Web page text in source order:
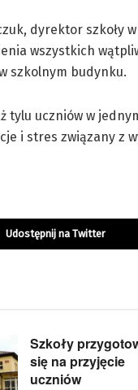
dyrektor szkoły
wszystkich
szkolnym budynku.
tylu uczniów w
i stres związany z
Udostępnij na Twitter
Szkoły
się na przyjęcie
uczniów